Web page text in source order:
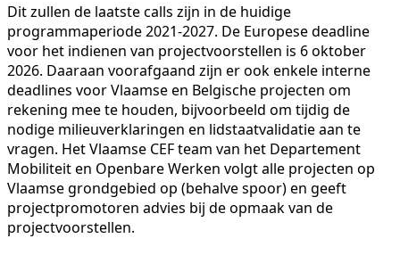
Dit zullen de laatste calls zijn in de huidige
programmaperiode 2021-2027. De Europese deadline
voor het indienen van projectvoorstellen is 6 oktober
2026. Daaraan voorafgaand zijn er ook enkele interne
deadlines voor Vlaamse en Belgische projecten om
rekening mee te houden, bijvoorbeeld om tijdig de
nodige milieuverklaringen en lidstaatvalidatie aan te
vragen. Het Vlaamse CEF team van het Departement
Mobiliteit en Openbare Werken volgt alle projecten op
Vlaamse grondgebied op (behalve spoor) en geeft
projectpromotoren advies bij de opmaak van de
projectvoorstellen.